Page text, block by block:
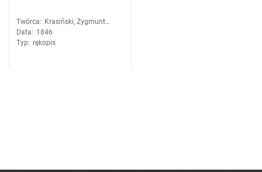
Twórca: Krasiński, Zygmunt
(1812-1859)
Data: 1846
Typ: rękopis